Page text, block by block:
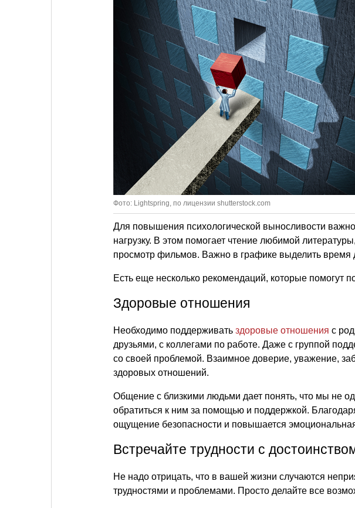
Фото: Lightspring, по лицензии shutterstock.com
Для повышения психологической выносливости
нагрузку. В этом помогает чтение любимой
просмотр фильмов. Важно в графике выделить время
Есть еще несколько рекомендаций, которые помогут
Здоровые отношения
Необходимо поддерживать здоровые отношения с
друзьями, с коллегами по работе. Даже с группой
со своей проблемой. Взаимное доверие, уважение,
здоровых отношений.
Общение с близкими людьми дает понять, что мы не
обратиться к ним за помощью и поддержкой.
ощущение безопасности и повышается
Встречайте трудности с
Не надо отрицать, что в вашей жизни случаются
трудностями и проблемами. Просто делайте все